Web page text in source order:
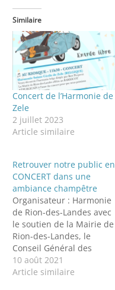
Similaire
Concert de l’Harmonie de
Zele
2 juillet 2023
Article similaire
Retrouver notre public en
CONCERT dans une
ambiance champêtre
Organisateur : Harmonie
de Rion-des-Landes avec
le soutien de la Mairie de
Rion-des-Landes, le
Conseil Général des
Landes et l'Union
Musicale des
10 août 2021
Article similaire